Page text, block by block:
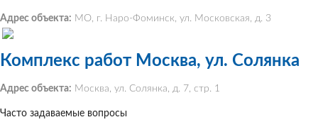
Адрес объекта: МО, г. Наро-Фоминск, ул. Московская, д. 3
Комплекс работ Москва, ул. Солянка
Адрес объекта: Москва, ул. Солянка, д. 7, стр. 1
Часто задаваемые вопросы